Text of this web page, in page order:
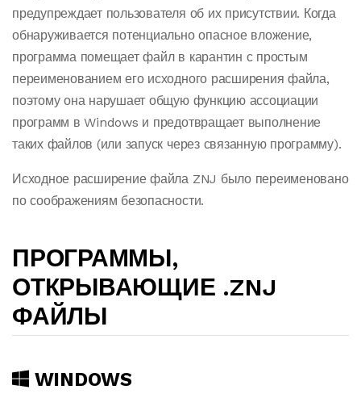
предупреждает пользователя об их присутствии. Когда
обнаруживается потенциально опасное вложение,
программа помещает файл в карантин с простым
переименованием его исходного расширения файла,
поэтому она нарушает общую функцию ассоциации
программ в Windows и предотвращает выполнение
таких файлов (или запуск через связанную программу).
Исходное расширение файла ZNJ было переименовано
по соображениям безопасности.
ПРОГРАММЫ,
ОТКРЫВАЮЩИЕ .ZNJ
ФАЙЛЫ
WINDOWS